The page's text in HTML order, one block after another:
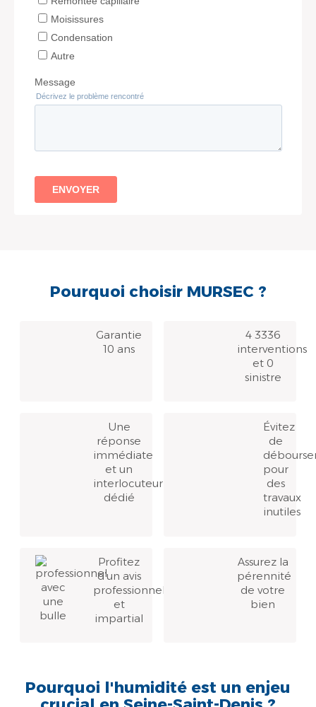
Pourquoi choisir MURSEC ?
Garantie
10 ans
4 3336
interventions
et 0
sinistre
Une
réponse
immédiate
et un
interlocuteur
dédié
Évitez
de
pour
des
travaux
inutiles
Profitez
d’un avis
professionnel
et
impartial
Assurez la
pérennité
de votre
bien
Pourquoi l'humidité est un enjeu